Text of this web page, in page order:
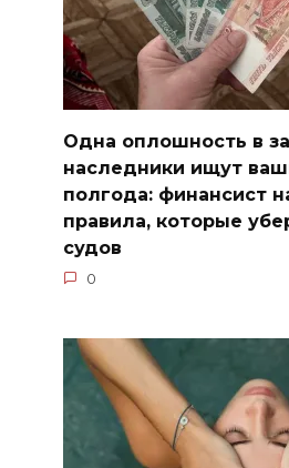
Одна оплошность в
наследники ищут
полгода: финансист
правила, которые
судов
0